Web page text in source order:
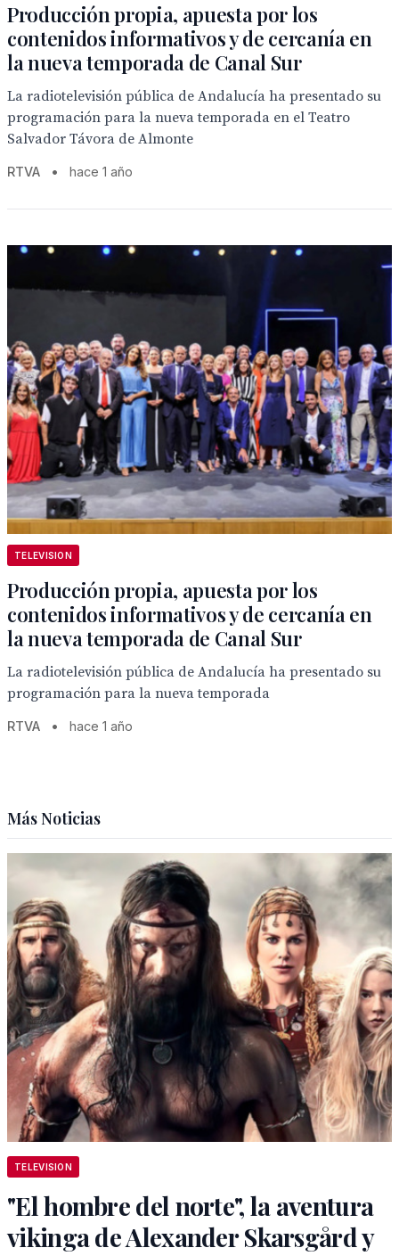
Producción propia, apuesta por los
contenidos informativos y de cercanía en
la nueva temporada de Canal Sur
La radiotelevisión pública de Andalucía ha presentado su
programación para la nueva temporada en el Teatro
Salvador Távora de Almonte
RTVA • hace 1 año
TELEVISION
Producción propia, apuesta por los
contenidos informativos y de cercanía en
la nueva temporada de Canal Sur
La radiotelevisión pública de Andalucía ha presentado su
programación para la nueva temporada
RTVA • hace 1 año
Más Noticias
TELEVISION
"El hombre del norte", la aventura
vikinga de Alexander Skarsgård y